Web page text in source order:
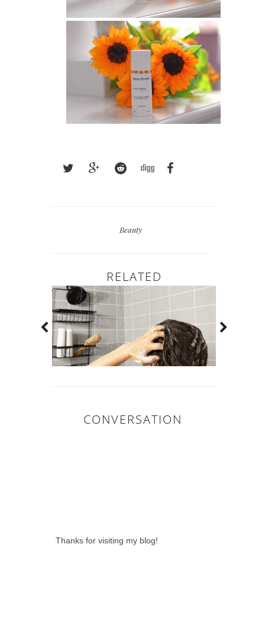
Beauty
RELATED
CONVERSATION
Thanks for visiting my blog!